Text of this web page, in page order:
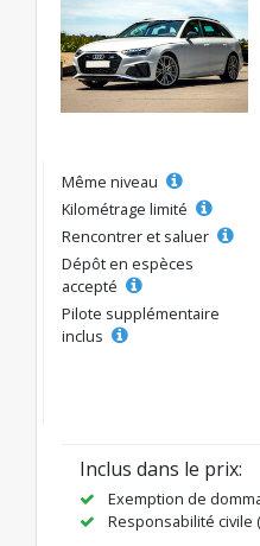
Même niveau
Kilométrage limité
Rencontrer et saluer
Dépôt en espèces
accepté
Pilote supplémentaire
inclus
Inclus dans le prix:
Exemption de
Responsabilité civile